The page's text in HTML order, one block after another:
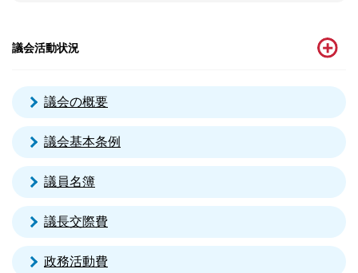
議会活動状況
議会の概要
議会基本条例
議員名簿
議長交際費
政務活動費